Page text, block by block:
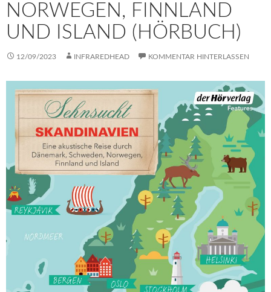
NORWEGEN, FINNLAND
UND ISLAND (HÖRBUCH)
12/09/2023 INFRAREDHEAD KOMMENTAR HINTERLASSEN